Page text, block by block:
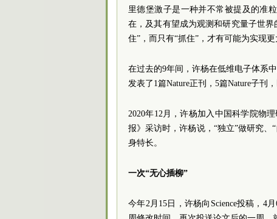
里德堡激子是一种并不常被提及的准
在，及其有望成为观测和研究量子世
住”，而只有“抓住”，才有可能为实现
在过去的9年间，许杨在低维电子体系
发表了1篇Nature正刊，5篇Nature子刊
2020年12月，许杨加入中国科学院物
报》采访时，许杨说，“独立”做研究
身特长。
一次“无心插柳”
今年2月15日，许杨向Science投稿，4